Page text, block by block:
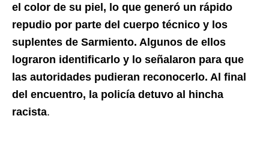
el color de su piel, lo que generó un rápido
repudio por parte del cuerpo técnico y los
suplentes de Sarmiento. Algunos de ellos
lograron identificarlo y lo señalaron para que
las autoridades pudieran reconocerlo. Al final
del encuentro, la policía detuvo al hincha
racista.